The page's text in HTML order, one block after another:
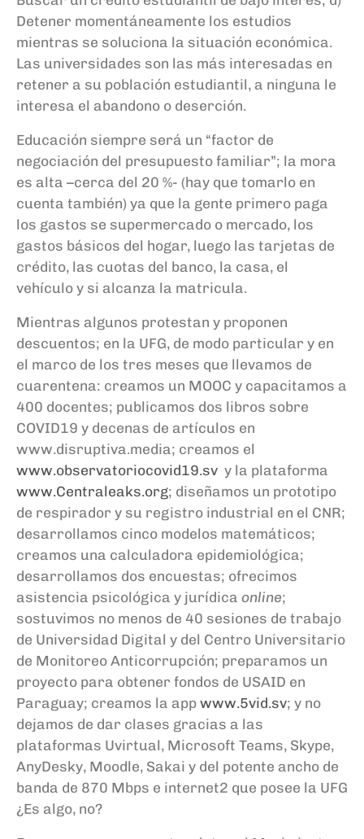
Detener momentáneamente los estudios
mientras se soluciona la situación económica.
Las universidades son las más interesadas en
retener a su población estudiantil, a ninguna le
interesa el abandono o deserción.
Educación siempre será un “factor de
negociación del presupuesto familiar”; la mora
es alta –cerca del 20 %- (hay que tomarlo en
cuenta también)ya que la gente primero paga
los gastos se supermercado o mercado, los
gastos básicos del hogar, luego las tarjetas de
crédito, las cuotas del banco, la casa, el
vehículo y si alcanza la matricula.
Mientras algunos protestan y proponen
descuentos; en la UFG, de modo particular y en
el marco de los tres meses que llevamos de
cuarentena: creamos un MOOC y capacitamos a
400 docentes; publicamos dos libros sobre
COVID19 y decenas de artículos en
www.disruptiva.media; creamos el
www.observatoriocovid19.sv y la plataforma
www.Centraleaks.org; diseñamos un prototipo
de respirador y su registro industrial en el CNR;
desarrollamos cinco modelos matemáticos;
creamos una calculadora epidemiológica;
desarrollamos dos encuestas; ofrecimos
asistencia psicológica y jurídica online;
sostuvimos no menos de 40 sesiones de trabajo
de Universidad Digital y del Centro Universitario
de Monitoreo Anticorrupción; preparamos un
proyecto para obtener fondos de USAID en
Paraguay; creamos la appwww.5vid.sv; y no
dejamos de dar clases gracias a las
plataformas Uvirtual, Microsoft Teams, Skype,
AnyDesky, Moodle, Sakai y del potente ancho de
banda de 870 Mbps e internet2 que posee la UFG
¿Es algo, no?